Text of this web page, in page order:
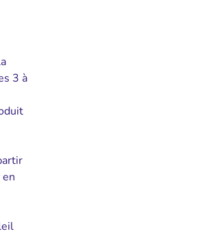
3 à